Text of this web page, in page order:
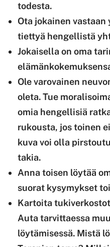
todesta.
Ota jokainen vastaan
tiettyä hengellistä
Jokaisella on oma
Ole varovainen
oleta. Tue
omia hengellisiä
rukousta, jos toinen
kuva voi olla
takia.
Anna toisen löytää
suorat kysymykset
Kartoita
Auta tarvittaessa
löytämisessä. Mistä